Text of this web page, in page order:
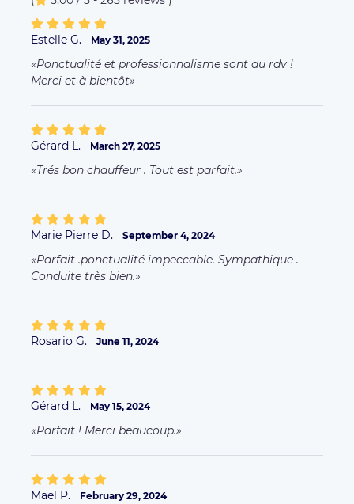
Estelle G. May 31, 2025
Ponctualité et professionnalisme sont au rdv !
Merci et à bientôt
Gérard L. March 27, 2025
Trés bon chauffeur . Tout est parfait.
Marie Pierre D. September 4, 2024
Parfait .ponctualité impeccable. Sympathique .
Conduite très bien.
Rosario G. June 11, 2024
Gérard L. May 15, 2024
Parfait ! Merci beaucoup.
Mael P. February 29, 2024